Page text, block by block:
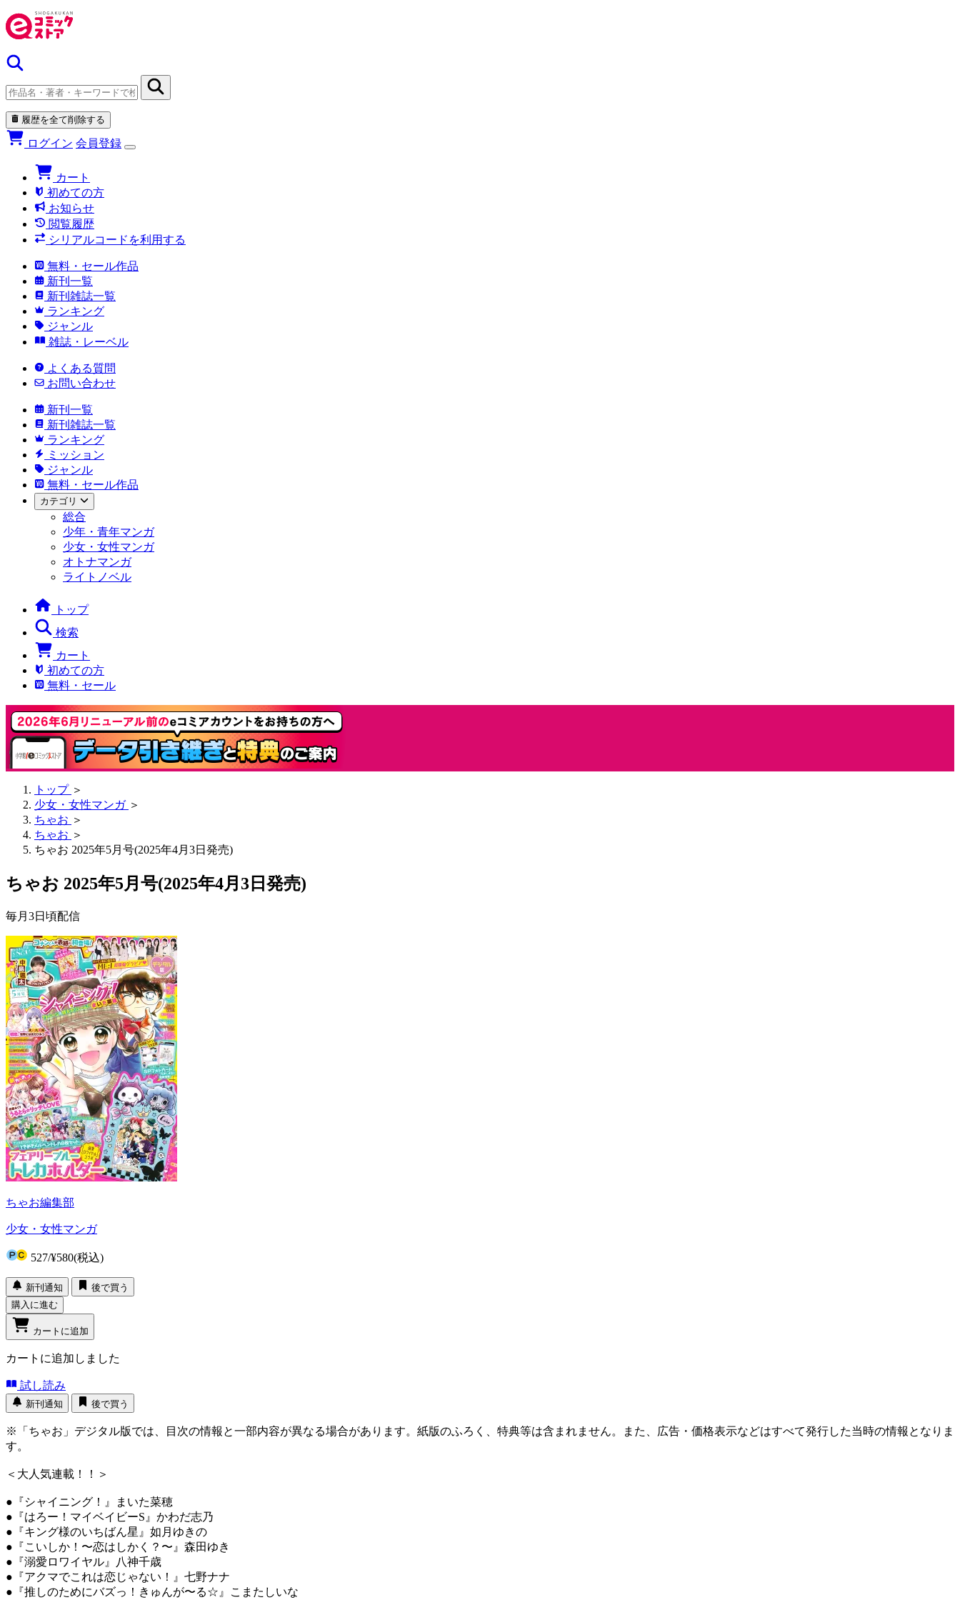
履歴を全て削除する
ログイン 会員登録
カート
初めての方
お知らせ
閲覧履歴
シリアルコードを利用する
無料・セール作品
新刊一覧
新刊雑誌一覧
ランキング
ジャンル
雑誌・レーベル
よくある質問
お問い合わせ
新刊一覧
新刊雑誌一覧
ランキング
ミッション
ジャンル
無料・セール作品
カテゴリ
総合
少年・青年マンガ
少女・女性マンガ
オトナマンガ
ライトノベル
トップ
検索
カート
初めての方
無料・セール
トップ ＞
少女・女性マンガ ＞
ちゃお ＞
ちゃお ＞
ちゃお 2025年5月号(2025年4月3日発売)
ちゃお 2025年5月号(2025年4月3日発売)
毎月3日頃配信
ちゃお編集部
少女・女性マンガ
527/¥580(税込)
新刊通知
後で買う
購入に進む
カートに追加
カートに追加しました
試し読み
新刊通知 後で買う
※「ちゃお」デジタル版では、目次の情報と一部内容が異なる場合があります。紙版のふろく、特典等は含まれません。また、広告・価格表示などはすべて発行した当時の情報となりま
す。
＜大人気連載！！＞
●『シャイニング！』まいた菜穂
●『はろー！マイベイビーS』かわだ志乃
●『キング様のいちばん星』如月ゆきの
●『こいしか！〜恋はしかく？〜』森田ゆき
●『溺愛ロワイヤル』八神千歳
●『アクマでこれは恋じゃない！』七野ナナ
●『推しのためにバズっ！きゅんが〜る☆』こまたしいな